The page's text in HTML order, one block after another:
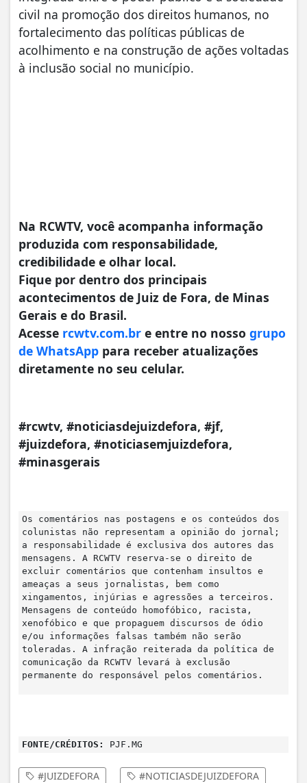
civil na promoção dos direitos humanos, no
fortalecimento das políticas públicas de
acolhimento e na construção de ações voltadas
à inclusão social no município.
Na RCWTV, você acompanha informação
produzida com responsabilidade,
credibilidade e olhar local.
Fique por dentro dos principais
acontecimentos de Juiz de Fora, de Minas
Gerais e do Brasil.
Acesse rcwtv.com.br e entre no nosso grupo
de WhatsApp para receber atualizações
diretamente no seu celular.
#rcwtv, #noticiasdejuizdefora, #jf,
#juizdefora, #noticiasemjuizdefora,
#minasgerais
Os comentários nas postagens e os conteúdos dos
colunistas não representam a opinião do jornal;
a responsabilidade é exclusiva dos autores das
mensagens. A RCWTV reserva-se o direito de
excluir comentários que contenham insultos e
ameaças a seus jornalistas, bem como
xingamentos, injúrias e agressões a terceiros.
Mensagens de conteúdo homofóbico, racista,
xenofóbico e que propaguem discursos de ódio
e/ou informações falsas também não serão
toleradas. A infração reiterada da política de
comunicação da RCWTV levará à exclusão
permanente do responsável pelos comentários.
FONTE/CRÉDITOS: PJF.MG
#JUIZDEFORA #NOTICIASDEJUIZDEFORA